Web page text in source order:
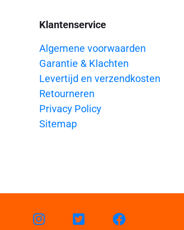
Klantenservice
Algemene voorwaarden
Garantie & Klachten
Levertijd en verzendkosten
Retourneren
Privacy Policy
Sitemap